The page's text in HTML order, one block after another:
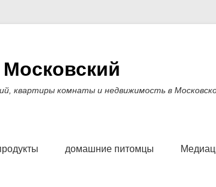
квартиры комнаты и недвижимость в
домашние питомцы